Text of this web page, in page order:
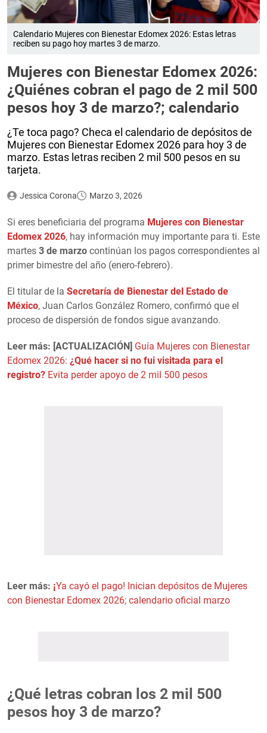
Calendario Mujeres con Bienestar Edomex 2026: Estas letras
reciben su pago hoy martes 3 de marzo.
Mujeres con Bienestar Edomex 2026:
¿Quiénes cobran el pago de 2 mil 500
pesos hoy 3 de marzo?; calendario
¿Te toca pago? Checa el calendario de depósitos de
Mujeres con Bienestar Edomex 2026 para hoy 3 de
marzo. Estas letras reciben 2 mil 500 pesos en su
tarjeta.
Jessica Corona Marzo 3, 2026
Si eres beneficiaria del programa Mujeres con Bienestar
Edomex 2026, hay información muy importante para ti. Este
martes 3 de marzo continúan los pagos correspondientes al
primer bimestre del año (enero-febrero).
El titular de la Secretaría de Bienestar del Estado de
México, Juan Carlos González Romero, confirmó que el
proceso de dispersión de fondos sigue avanzando.
Leer más: [ACTUALIZACIÓN] Guía Mujeres con Bienestar
Edomex 2026: ¿Qué hacer si no fui visitada para el
registro? Evita perder apoyo de 2 mil 500 pesos
Leer más: ¡Ya cayó el pago! Inician depósitos de Mujeres
con Bienestar Edomex 2026; calendario oficial marzo
¿Qué letras cobran los 2 mil 500
pesos hoy 3 de marzo?